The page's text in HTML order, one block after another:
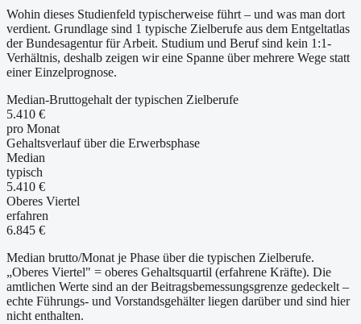
Wohin dieses Studienfeld typischerweise führt – und was man dort
verdient. Grundlage sind 1 typische Zielberufe aus dem Entgeltatlas
der Bundesagentur für Arbeit. Studium und Beruf sind kein 1:1-
Verhältnis, deshalb zeigen wir eine Spanne über mehrere Wege statt
einer Einzelprognose.
Median-Bruttogehalt der typischen Zielberufe
5.410 €
pro Monat
Gehaltsverlauf über die Erwerbsphase
Median
typisch
5.410 €
Oberes Viertel
erfahren
6.845 €
Median brutto/Monat je Phase über die typischen Zielberufe.
„Oberes Viertel" = oberes Gehaltsquartil (erfahrene Kräfte). Die
amtlichen Werte sind an der Beitragsbemessungsgrenze gedeckelt –
echte Führungs- und Vorstandsgehälter liegen darüber und sind hier
nicht enthalten.